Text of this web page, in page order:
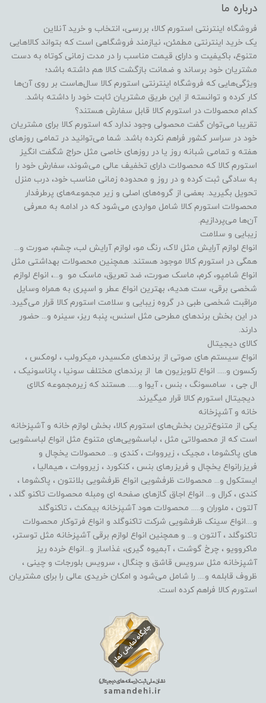
درباره ما
فروشگاه اینترنتی استورم کالا، بررسی، انتخاب و خرید آنلاین
یک خرید اینترنتی مطمئن، نیازمند فروشگاهی است که بتواند کالاهایی
متنوع، باکیفیت و دارای قیمت مناسب را در مدت زمانی کوتاه به دست
مشتریان خود برساند و ضمانت بازگشت کالا هم داشته باشد؛
ویژگی‌هایی که فروشگاه اینترنتی استورم کالا سال‌هاست بر روی آن‌ها
کار کرده و توانسته از این طریق مشتریان ثابت خود را داشته باشد.
کدام محصولات در استورم کالا قابل سفارش هستند؟
تقریبا می‌توان گفت محصولی وجود ندارد که استورم کالا برای مشتریان
خود در سراسر کشور فراهم نکرده باشد. شما می‌توانید در تمامی روزهای
هفته و تمامی شبانه روز یا در روزهای خاصی مثل حراج شگفت انگیز
استورم کالا که محصولات دارای تخفیف عالی می‌شوند، سفارش خود را
به سادگی ثبت کرده و در روز و محدوده زمانی مناسب خود، درب منزل
تحویل بگیرید. بعضی از گروه‌های اصلی و زیر مجموعه‌های پرطرفدار
محصولات استورم کالا شامل مواردی می‌شود که در ادامه به معرفی
آن‌ها می‌پردازیم.
زیبایی و سلامت
انواع لوازم آرایش مثل لاک، رنگ مو، لوازم آرایش لب، چشم، صورت و...
همگی در استورم کالا موجود هستند. همچنین محصولات بهداشتی مثل
انواع شامپو، کرم، ماسک صورت، ضد تعریق، ماسک مو و...، انواع لوازم
شخصی برقی، ست هدیه، بهترین انواع عطر و اسپری به همراه وسایل
مراقبت شخصی طبی در گروه زیبایی و سلامت استورم کالا قرار می‌گیرد.
در این بخش برندهای مطرحی مثل اسنس، پنبه ریز، سینره و... حضور
دارند.
کالای دیجیتال
انواع سیستم های صوتی از برندهای مکسیدر، میکرولب ، لومکس ،
رکسون و..... انواع تلویزیون ها از برندهای مختلف سونیا ، پاناسونیک ،
ال جی ، سامسونگ ، بنس ، آیوا و...... هستند که زیرمجموعه کالای
دیجیتال استورم کالا قرار میگیرند.
خانه و آشپزخانه
یکی از متنوع‌ترین بخش‌های استورم کالا، بخش لوازم خانه و آشپزخانه
است که از محصولاتی مثل ، لباسشویی‌های متنوع مثل انواع لباسشویی
های پاکشوما ، مجیک ، زیرووات ، کندی و... محصولات یخچال و
فریزرانواع یخچال و فریزرهای بنس ، کنکورد ، زیرووات ، هیمالیا ،
ایستکول و... محصولات ظرفشویی انواع ظرفشویی بلانتون ، پاکشوما ،
کندی ، کرال و... انواع اجاق گازهای صفحه ای ومبله محصولات تاکنو گلد ،
آلتون ، ملوران و..... محصولات هود آشپزخانه بیمکث ، تاکنوگلد
و....انواع سینک ظرفشویی شرکت تاکنوگلد و انواع فرتوکار محصولات
تاکنوگلد ، آلتون و... و همچنین انواع لوازم برقی آشپزخانه مثل توستر،
ماکروویو ، چرخ گوشت ، آبمیوه گیری، غذاساز و...انواع خرده ریز
آشپزخانه مثل سرویس قاشق و چنگال ، سرویس بلورجات و چینی ،
ظروف قابلمه و.... را شامل می‌شود و امکان خریدی عالی را برای مشتریان
استورم کالا فراهم کرده است.